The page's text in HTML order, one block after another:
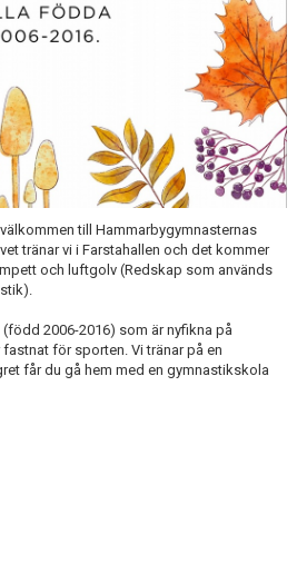
till Hammarbygymnasternas
tränar vi i Farstahallen och det kommer
och luftgolv (Redskap som används
2006-2016) som är nyfikna på
för sporten. Vi tränar på en
får du gå hem med en gymnastikskola